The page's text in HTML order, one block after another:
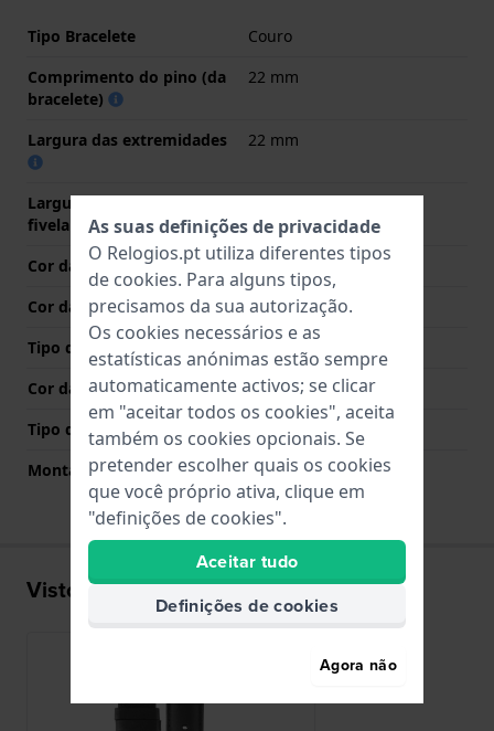
Tipo Bracelete
Couro
Comprimento do pino (da
bracelete)
22 mm
Largura das extremidades 22 mm
Largura da bracelete na
fivela
20 mm
Cor da bracelete
Preto
Cor das costuras
Preto
Tipo de Fecho
Cor da fivela
Ouro rosa
Tipo de montagem
Pinos de pressão
Montagem Reta
Sim
Visto recentemente
As suas definições de privacidade
O Relogios.pt utiliza diferentes tipos
de cookies. Para alguns tipos,
precisamos da sua autorização.
Os cookies necessários e as
estatísticas anónimas estão sempre
automaticamente activos; se clicar
em "aceitar todos os cookies", aceita
também os cookies opcionais. Se
pretender escolher quais os cookies
que você próprio ativa, clique em
"definições de cookies".
Aceitar tudo
Definições de cookies
Agora não